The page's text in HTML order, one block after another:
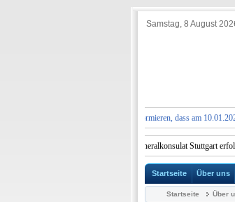
Samstag, 8 August
Wir möchten Sie darüber informieren, dass am
im Griechischen Generalkonsulat Stuttgart
Startseite Über uns
Startseite Über